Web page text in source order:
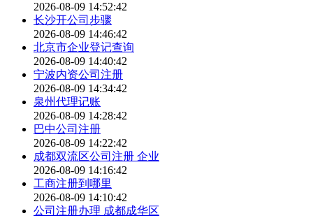
2026-08-09 14:52:42
长沙开公司步骤
2026-08-09 14:46:42
北京市企业登记查询
2026-08-09 14:40:42
宁波内资公司注册
2026-08-09 14:34:42
泉州代理记账
2026-08-09 14:28:42
巴中公司注册
2026-08-09 14:22:42
成都双流区公司注册 企业
2026-08-09 14:16:42
工商注册到哪里
2026-08-09 14:10:42
公司注册办理 成都成华区